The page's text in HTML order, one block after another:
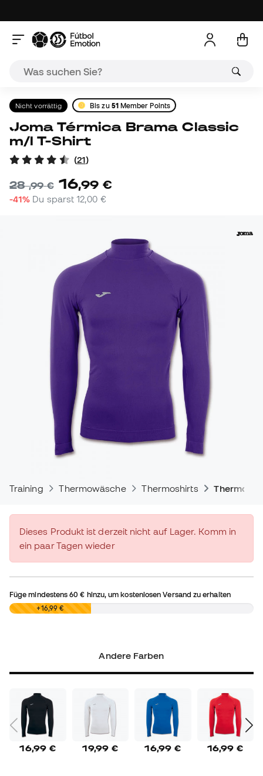
Nicht vorrättig Bis zu 51Member Points
Joma Térmica Brama Classic
m/l T-Shirt
(21)
28,99 € 16,99 €
-41% Du sparst12,00 €
Training Thermowäsche Thermoshirts
Dieses Produkt ist derzeit nicht auf Lager. Komm in
ein paar Tagen wieder
Füge mindestens60 € hinzu, um kostenlosen Versand zu erhalten
0,00 € +16,99 €
Andere Farben
16,99 € 19,99 € 16,99 € 16,99 €